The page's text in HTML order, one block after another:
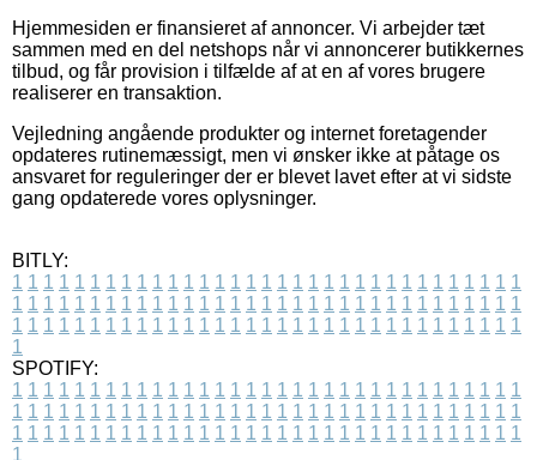
Hjemmesiden er finansieret af annoncer. Vi arbejder tæt
sammen med en del netshops når vi annoncerer butikkernes
tilbud, og får provision i tilfælde af at en af vores brugere
realiserer en transaktion.
Vejledning angående produkter og internet foretagender
opdateres rutinemæssigt, men vi ønsker ikke at påtage os
ansvaret for reguleringer der er blevet lavet efter at vi sidste
gang opdaterede vores oplysninger.
BITLY:
1 1 1 1 1 1 1 1 1 1 1 1 1 1 1 1 1 1 1 1 1 1 1 1 1 1 1 1 1 1 1 1 1
1 1 1 1 1 1 1 1 1 1 1 1 1 1 1 1 1 1 1 1 1 1 1 1 1 1 1 1 1 1 1 1 1
1 1 1 1 1 1 1 1 1 1 1 1 1 1 1 1 1 1 1 1 1 1 1 1 1 1 1 1 1 1 1 1 1
1
SPOTIFY:
1 1 1 1 1 1 1 1 1 1 1 1 1 1 1 1 1 1 1 1 1 1 1 1 1 1 1 1 1 1 1 1 1
1 1 1 1 1 1 1 1 1 1 1 1 1 1 1 1 1 1 1 1 1 1 1 1 1 1 1 1 1 1 1 1 1
1 1 1 1 1 1 1 1 1 1 1 1 1 1 1 1 1 1 1 1 1 1 1 1 1 1 1 1 1 1 1 1 1
1